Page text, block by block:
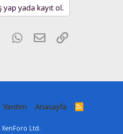
yada kayıt ol.
TumblrWhatsApp
E-postaLink
Yardım Anasayfa
R
Ltd.